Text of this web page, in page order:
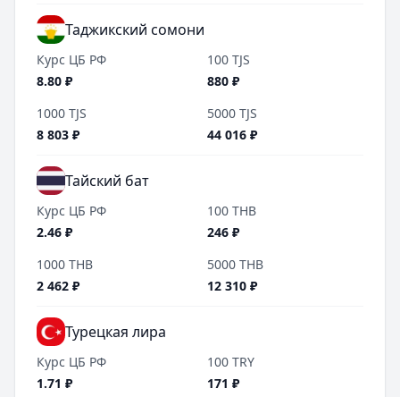
Таджикский сомони
Курс ЦБ РФ
8.80 ₽
100 TJS
880 ₽
1000 TJS
8 803 ₽
5000 TJS
44 016 ₽
Тайский бат
Курс ЦБ РФ
2.46 ₽
100 THB
246 ₽
1000 THB
2 462 ₽
5000 THB
12 310 ₽
Турецкая лира
Курс ЦБ РФ
1.71 ₽
100 TRY
171 ₽